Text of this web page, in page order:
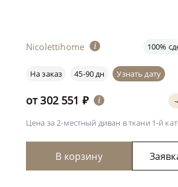
Nicolettihome i 100%
На заказ 45-90 дн Узнать дату
от302 551 ₽ i
Цена за 2-местный диван в ткани 1-й
В корзину